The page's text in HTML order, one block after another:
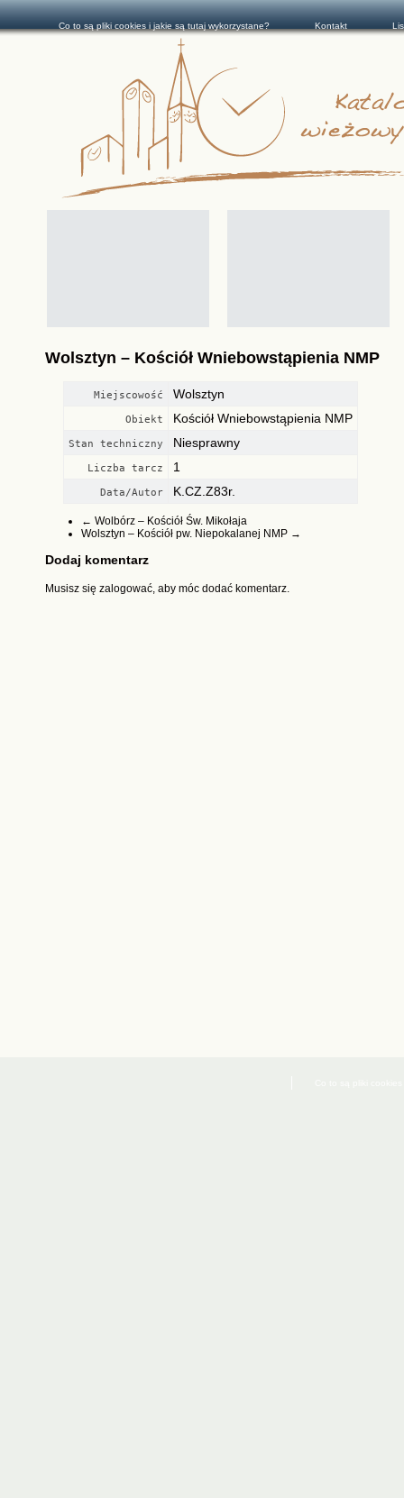
Wolsztyn – Kościół Wniebowstąpienia NMP
Miejscowość Wolsztyn
Obiekt Kościół Wniebowstąpienia NMP
Stan techniczny Niesprawny
Liczba tarcz 1
Data/Autor K.CZ.Z83r.
← Wolbórz – Kościół Św. Mikołaja
Wolsztyn – Kościół pw. Niepokalanej NMP →
Dodaj komentarz
Musisz się zalogować, aby móc dodać komentarz.
Co to są pliki cookies i jakie są tutaj wykorzystane? Kontakt